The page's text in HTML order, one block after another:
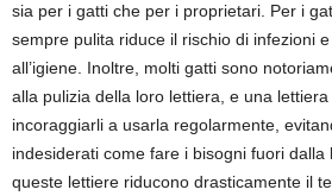
sia per i gatti che per i proprietari. Per i
sempre pulita riduce il rischio di infezioni
all’igiene. Inoltre, molti gatti sono
alla pulizia della loro lettiera, e una
incoraggiarli a usarla regolarmente,
indesiderati come fare i bisogni fuori dalla
queste lettiere riducono drasticamente il